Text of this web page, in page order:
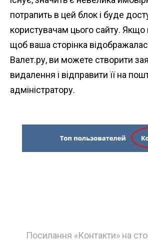
потрапить в цей блок і буде
користувачам цього сайту. Якщо
щоб ваша сторінка
Валет.ру, ви можете створити
видалення і відправити її на
адміністратору.
Посилання «Контакти» на